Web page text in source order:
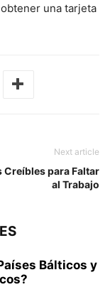
una tarjeta
Next article
Creíbles para Faltar
al Trabajo
Bálticos y